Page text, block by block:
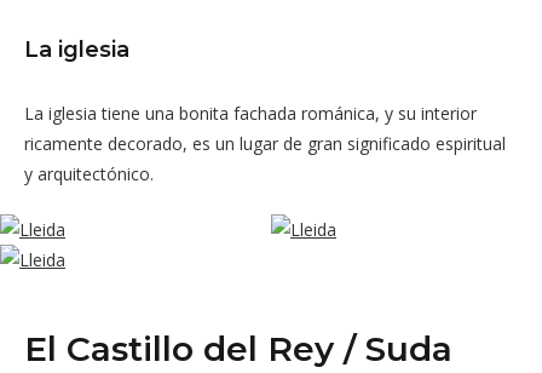
La iglesia
La iglesia tiene una bonita fachada románica, y su interior
ricamente decorado, es un lugar de gran significado espiritual
y arquitectónico.
El Castillo del Rey / Suda